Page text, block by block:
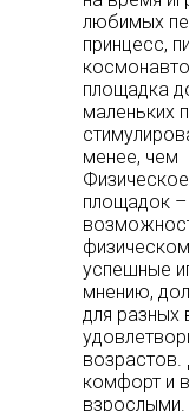
любимых
принцесс,
площадка
маленьких
менее, чем
площадок
успешные
мнению,
для разных
комфорт и